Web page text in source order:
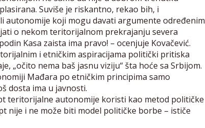
Suviše je riskantno, rekao bih, i
autonomije koji mogu davati argumente određenim
o nekom teritorijalnom prekrajanju severa
Kasa zaista ima pravo! – ocenjuje Kovačević.
i etničkim aspiracijama politički pritiska
„očito nema baš jasnu viziju“ šta hoće sa Srbijom.
Mađara po etničkim principima samo
dosta ima u javnosti.
teritorijalne autonomije koristi kao metod političke
nije i ne može biti model političke borbe – ističe